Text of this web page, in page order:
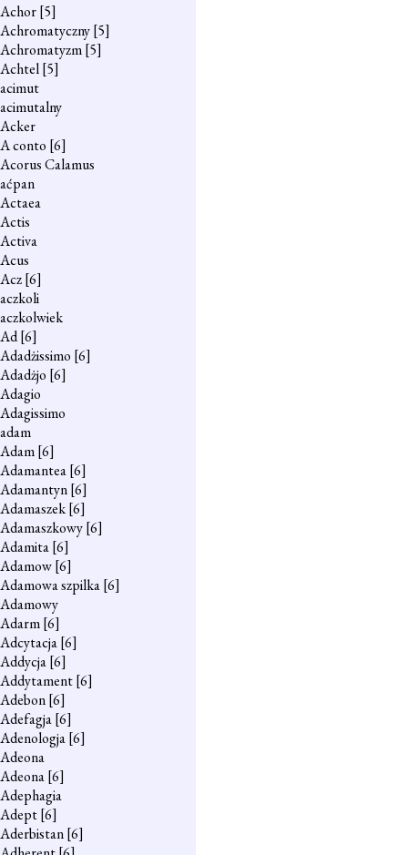
Achor[5]
Achromatyczny[5]
Achromatyzm[5]
Achtel[5]
acimut
acimutalny
Acker
A conto [6]
Acorus Calamus
aćpan
Actaea
Actis
Activa
Acus
Acz[6]
aczkoli
aczkolwiek
Ad[6]
Adadżissimo [6]
Adadżjo [6]
Adagio
Adagissimo
adam
Adam[6]
Adamantea[6]
Adamantyn[6]
Adamaszek[6]
Adamaszkowy[6]
Adamita[6]
Adamow[6]
Adamowa szpilka[6]
Adamowy
Adarm[6]
Adcytacja[6]
Addycja[6]
Addytament[6]
Adebon[6]
Adefagja[6]
Adenologja[6]
Adeona
Adeona[6]
Adephagia
Adept[6]
Aderbistan[6]